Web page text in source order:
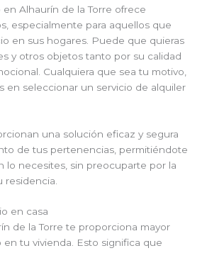
Alhaurín de la Torre ofrece
especialmente para aquellos que
en sus hogares. Puede que quieras
y otros objetos tanto por su calidad
Cualquiera que sea tu motivo,
en seleccionar un servicio de alquiler
una solución eficaz y segura
de tus pertenencias, permitiéndote
lo necesites, sin preocuparte por la
residencia.
en casa
de la Torre te proporciona mayor
tu vivienda. Esto significa que